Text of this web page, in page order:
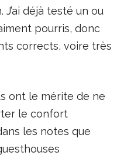
déjà testé un ou
pourris, donc
corrects, voire très
ont le mérite de ne
le confort
les notes que